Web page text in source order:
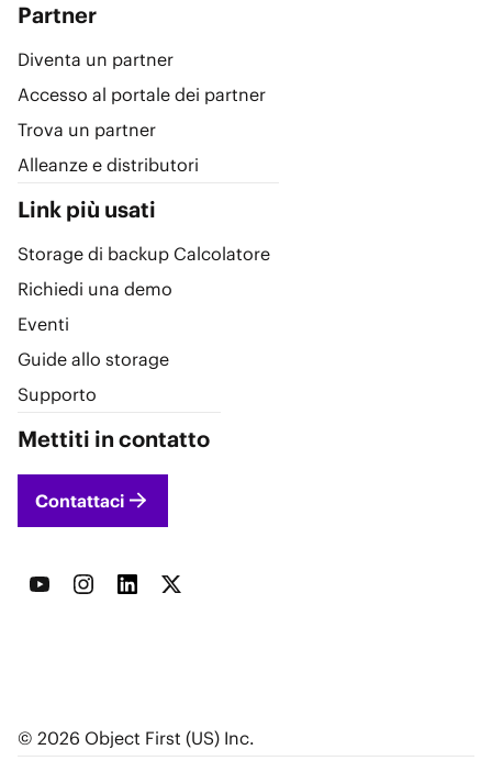
Partner
Diventa un partner
Accesso al portale dei partner
Trova un partner
Alleanze e distributori
Link più usati
Storage di backup Calcolatore
Richiedi una demo
Eventi
Guide allo storage
Supporto
Mettiti in contatto
Contattaci
© 2026 Object First (US) Inc.